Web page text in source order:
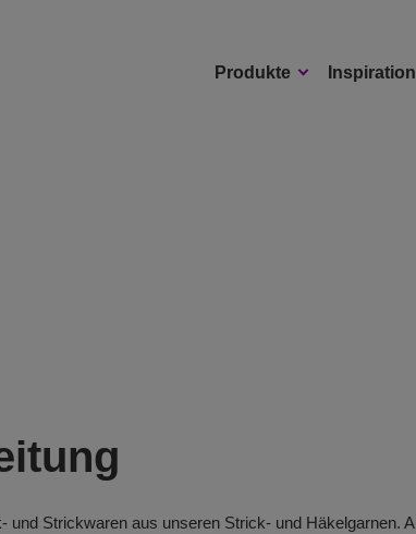
Produkte Inspiration
Strickwaren aus unseren Strick- und Häkelgarnen.